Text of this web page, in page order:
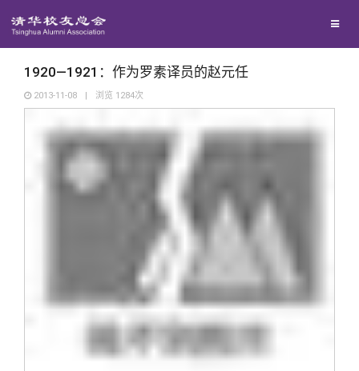
西南联大校友会
义工计划
新媒体平台
青春风采
校友讲坛
校友视界
校友服务
信息化服务
校友总会
总会简介
关闭
1920—1921：作为罗素译员的赵元任
2013-11-08 | 浏览 1284次